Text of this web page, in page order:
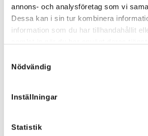
annons- och analysföretag som vi
Dessa kan i sin tur kombinera
information som du har tillhandahållit
Nödvändig
Inställningar
Statistik
VÅRT